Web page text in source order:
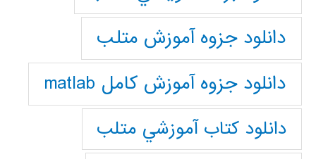
دانلود جزوه آموزش متلب
دانلود جزوه آموزش کامل matlab
دانلود كتاب آموزشي متلب